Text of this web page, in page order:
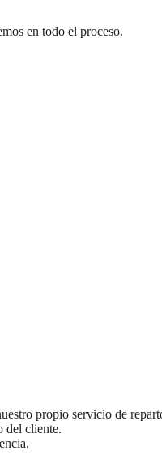
en todo el proceso.
propio servicio de
del cliente.